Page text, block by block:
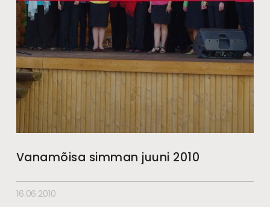
Vanamõisa simman juuni 2010
16.06.2010